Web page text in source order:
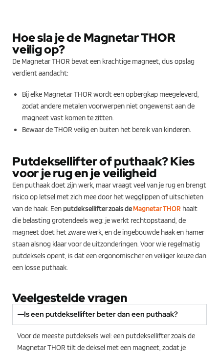
Hoe sla je de Magnetar THOR
veilig op?
De Magnetar THOR bevat een krachtige magneet, dus opslag
verdient aandacht:
Bij elke Magnetar THOR wordt een opbergkap meegeleverd,
zodat andere metalen voorwerpen niet ongewenst aan de
magneet vast komen te zitten.
Bewaar de THOR veilig en buiten het bereik van kinderen.
Putdeksellifter of puthaak? Kies
voor je rug en je veiligheid
Een puthaak doet zijn werk, maar vraagt veel van je rug en brengt
risico op letsel met zich mee door het wegglippen of uitschieten
van de haak. Eenputdeksellifter zoals deMagnetar THOR haalt
die belasting grotendeels weg: je werkt rechtopstaand, de
magneet doet het zware werk, en de ingebouwde haak en hamer
staan alsnog klaar voor de uitzonderingen. Voor wie regelmatig
putdeksels opent, is dat een ergonomischer en veiliger keuze dan
een losse puthaak.
Veelgestelde vragen
Is een putdeksellifter beter dan een puthaak?
Voor de meeste putdeksels wel: een putdeksellifter zoals de
Magnetar THOR tilt de deksel met een magneet, zodat je